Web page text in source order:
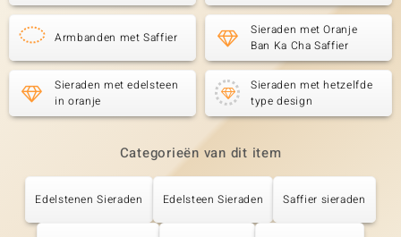
Armbanden met Saffier
Sieraden met Oranje
Ban Ka Cha Saffier
Sieraden met edelsteen
in oranje
Sieraden met hetzelfde
type design
Categorieën van dit item
Edelstenen Sieraden Edelsteen Sieraden Saffier sieraden